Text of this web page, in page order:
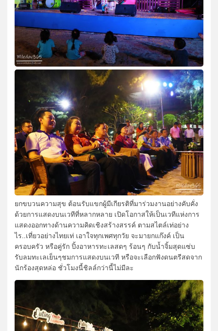
ยกขบวนความสุข ต้อนรับแขกผู้มีเกียรติที่มาร่วมงานอย่างคับคั่ง
ด้วยการแสดงบนเวทีที่หลากหลาย เปิดโอกาสให้เป็นเวทีแห่งการ
แสดงออกทางด้านความคิดเชิงสร้างสรรค์ ตามสไตล์เท่อย่าง
ไร..เที่ยวอย่างไทยเท่ เอาใจทุกเพศทุกวัย จะมายกแก๊งค์ เป็น
ครอบครัว หรือคู่รัก ปิ้งอาหารทะเลสดๆ ร้อนๆ กับน้ำจิ้มสุดแซ่บ
รับลมทะเลเย็นๆชมการแสดงบนเวที หรือจะเลือกฟังดนตรีสดจาก
นักร้องสุดหล่อ ชั่วโมงนี้ชิลล์กว่านี้ไม่มีละ